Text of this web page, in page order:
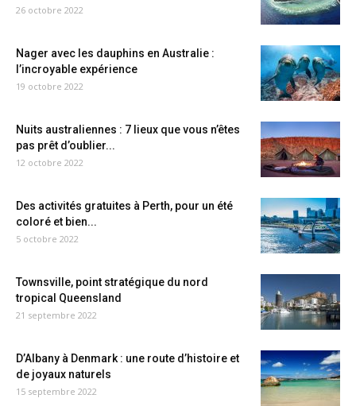
26 octobre 2022
Nager avec les dauphins en Australie :
l’incroyable expérience
19 octobre 2022
Nuits australiennes : 7 lieux que vous n’êtes
pas prêt d’oublier...
12 octobre 2022
Des activités gratuites à Perth, pour un été
coloré et bien...
5 octobre 2022
Townsville, point stratégique du nord
tropical Queensland
21 septembre 2022
D’Albany à Denmark : une route d’histoire et
de joyaux naturels
15 septembre 2022